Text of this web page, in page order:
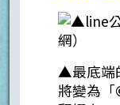
▲最底端
將變為